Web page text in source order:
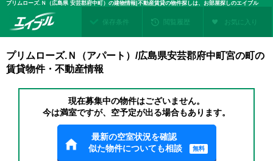
プリムローズ.Ｎ（広島県 安芸郡府中町）の建物情報|不動産賃貸の物件探しは、お部屋探しのエイブル
保存条件 閲覧履歴 お気に入り
プリムローズ.Ｎ（アパート）/広島県安芸郡府中町宮の町の
賃貸物件・不動産情報
現在募集中の物件はございません。
今は満室ですが、空予定が出る場合もあります。
最新の空室状況を確認
似た物件についても相談
無料